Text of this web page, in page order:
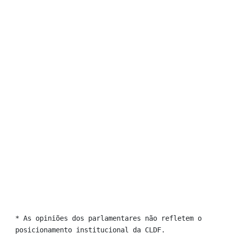
* As opiniões dos parlamentares não refletem o
posicionamento institucional da CLDF.